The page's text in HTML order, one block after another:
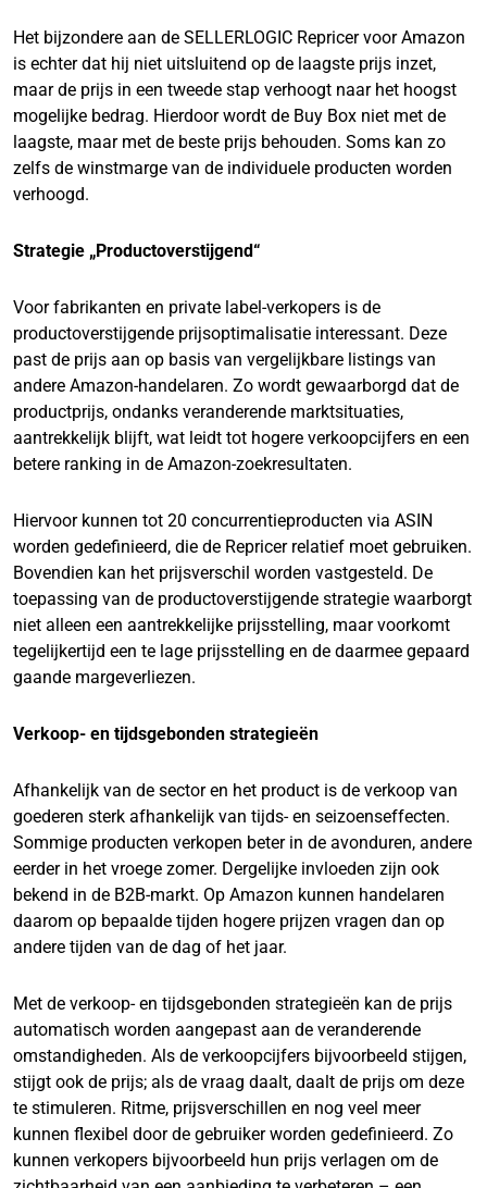
Het bijzondere aan de SELLERLOGIC Repricer voor Amazon
is echter dat hij niet uitsluitend op de laagste prijs inzet,
maar de prijs in een tweede stap verhoogt naar het hoogst
mogelijke bedrag. Hierdoor wordt de Buy Box niet met de
laagste, maar met de beste prijs behouden. Soms kan zo
zelfs de winstmarge van de individuele producten worden
verhoogd.
Strategie „Productoverstijgend“
Voor fabrikanten en private label-verkopers is de
productoverstijgende prijsoptimalisatie interessant. Deze
past de prijs aan op basis van vergelijkbare listings van
andere Amazon-handelaren. Zo wordt gewaarborgd dat de
productprijs, ondanks veranderende marktsituaties,
aantrekkelijk blijft, wat leidt tot hogere verkoopcijfers en een
betere ranking in de Amazon-zoekresultaten.
Hiervoor kunnen tot 20 concurrentieproducten via ASIN
worden gedefinieerd, die de Repricer relatief moet gebruiken.
Bovendien kan het prijsverschil worden vastgesteld. De
toepassing van de productoverstijgende strategie waarborgt
niet alleen een aantrekkelijke prijsstelling, maar voorkomt
tegelijkertijd een te lage prijsstelling en de daarmee gepaard
gaande margeverliezen.
Verkoop- en tijdsgebonden strategieën
Afhankelijk van de sector en het product is de verkoop van
goederen sterk afhankelijk van tijds- en seizoenseffecten.
Sommige producten verkopen beter in de avonduren, andere
eerder in het vroege zomer. Dergelijke invloeden zijn ook
bekend in de B2B-markt. Op Amazon kunnen handelaren
daarom op bepaalde tijden hogere prijzen vragen dan op
andere tijden van de dag of het jaar.
Met de verkoop- en tijdsgebonden strategieën kan de prijs
automatisch worden aangepast aan de veranderende
omstandigheden. Als de verkoopcijfers bijvoorbeeld stijgen,
stijgt ook de prijs; als de vraag daalt, daalt de prijs om deze
te stimuleren. Ritme, prijsverschillen en nog veel meer
kunnen flexibel door de gebruiker worden gedefinieerd. Zo
kunnen verkopers bijvoorbeeld hun prijs verlagen om de